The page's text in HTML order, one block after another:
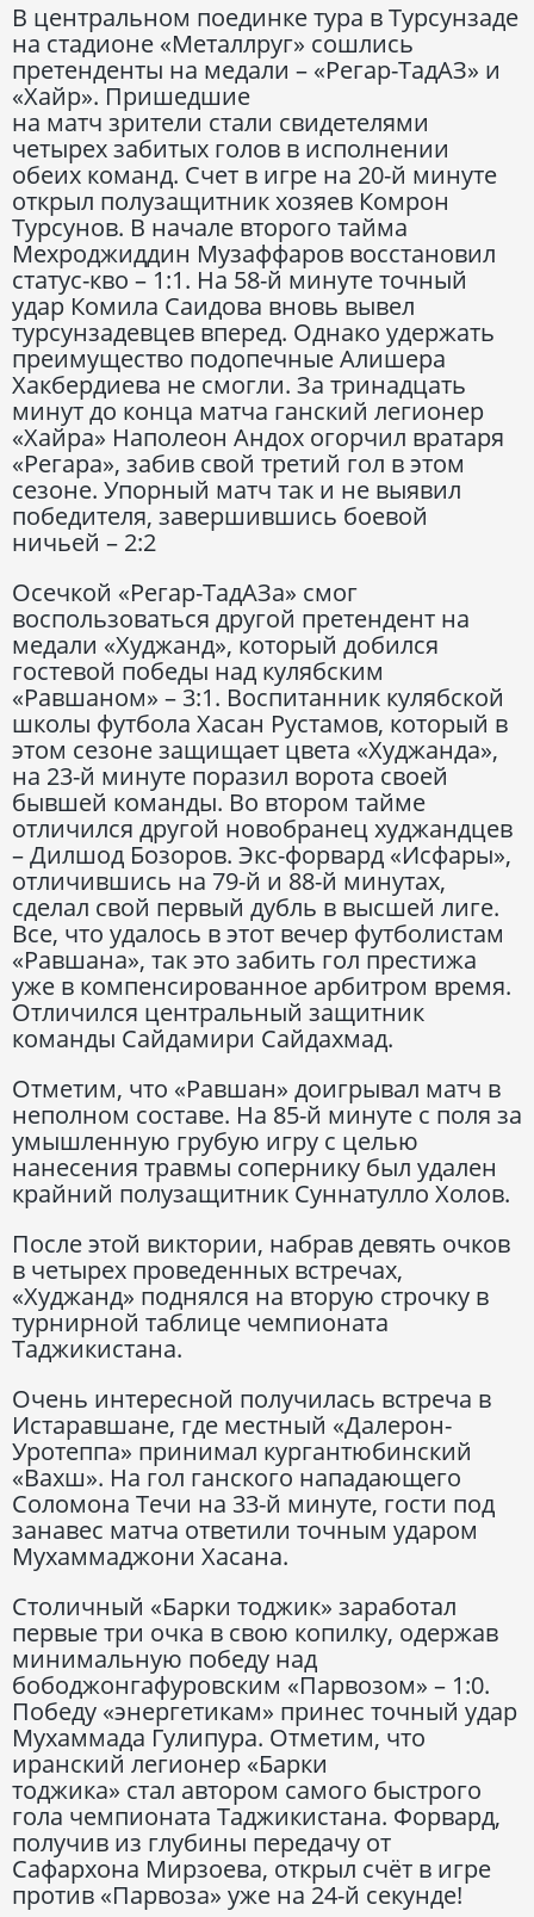
В центральном поединке тура в Турсунзаде
на стадионе «Металлруг» сошлись
претенденты на медали – «Регар-ТадАЗ» и
«Хайр». Пришедшие
на матч зрители стали свидетелями
четырех забитых голов в исполнении
обеих команд. Счет в игре на 20-й минуте
открыл полузащитник хозяев Комрон
Турсунов. В начале второго тайма
Мехроджиддин Музаффаров восстановил
статус-кво – 1:1. На 58-й минуте точный
удар Комила Саидова вновь вывел
турсунзадевцев вперед. Однако удержать
преимущество подопечные Алишера
Хакбердиева не смогли. За тринадцать
минут до конца матча ганский легионер
«Хайра» Наполеон Андох огорчил вратаря
«Регара», забив свой третий гол в этом
сезоне. Упорный матч так и не выявил
победителя, завершившись боевой
ничьей – 2:2
Осечкой «Регар-ТадАЗа» смог
воспользоваться другой претендент на
медали «Худжанд», который добился
гостевой победы над кулябским
«Равшаном» – 3:1. Воспитанник кулябской
школы футбола Хасан Рустамов, который в
этом сезоне защищает цвета «Худжанда»,
на 23-й минуте поразил ворота своей
бывшей команды. Во втором тайме
отличился другой новобранец худжандцев
– Дилшод Бозоров. Экс-форвард «Исфары»,
отличившись на 79-й и 88-й минутах,
сделал свой первый дубль в высшей лиге.
Все, что удалось в этот вечер футболистам
«Равшана», так это забить гол престижа
уже в компенсированное арбитром время.
Отличился центральный защитник
команды Сайдамири Сайдахмад.
Отметим, что «Равшан» доигрывал матч в
неполном составе. На 85-й минуте с поля за
умышленную грубую игру с целью
нанесения травмы сопернику был удален
крайний полузащитник Суннатулло Холов.
После этой виктории, набрав девять очков
в четырех проведенных встречах,
«Худжанд» поднялся на вторую строчку в
турнирной таблице чемпионата
Таджикистана.
Очень интересной получилась встреча в
Истаравшане, где местный «Далерон-
Уротеппа» принимал кургантюбинский
«Вахш». На гол ганского нападающего
Соломона Течи на 33-й минуте, гости под
занавес матча ответили точным ударом
Мухаммаджони Хасана.
Столичный «Барки тоджик» заработал
первые три очка в свою копилку, одержав
минимальную победу над
бободжонгафуровским «Парвозом» – 1:0.
Победу «энергетикам» принес точный удар
Мухаммада Гулипура. Отметим, что
иранский легионер «Барки
тоджика» стал автором самого быстрого
гола чемпионата Таджикистана. Форвард,
получив из глубины передачу от
Сафархона Мирзоева, открыл счёт в игре
против «Парвоза» уже на 24-й секунде!